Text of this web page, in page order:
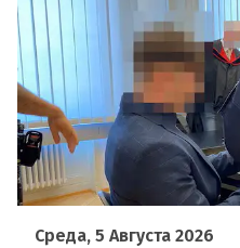
Среда, 5 Августа 2026